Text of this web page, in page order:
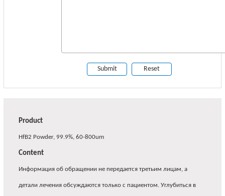
Product
HfB2 Powder, 99.9%, 60-800um
Content
Информация об обращении не передается третьим лицам, а
детали лечения обсуждаются только с пациентом. Углубиться в